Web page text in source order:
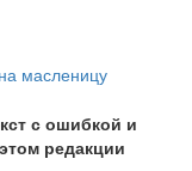
масленицу
с ошибкой и
редакции